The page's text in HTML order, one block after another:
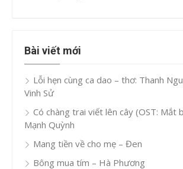
Bài viết mới
Lỗi hẹn cùng ca dao – thơ: Thanh
Vinh Sử
Có chàng trai viết lên cây (OST: Mắt
Mạnh Quỳnh
Mang tiền về cho mẹ – Đen
Bông mua tím – Hà Phương